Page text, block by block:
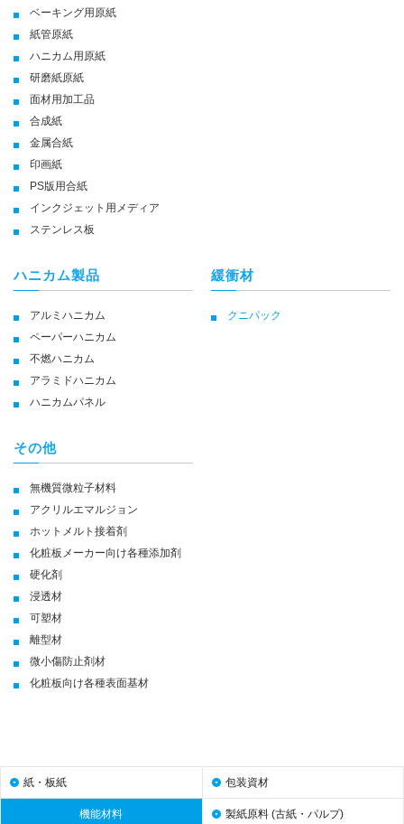
ベーキング用原紙
紙管原紙
ハニカム用原紙
研磨紙原紙
面材用加工品
合成紙
金属合紙
印画紙
PS版用合紙
インクジェット用メディア
ステンレス板
ハニカム製品
アルミハニカム
ペーパーハニカム
不燃ハニカム
アラミドハニカム
ハニカムパネル
緩衝材
クニパック
その他
無機質微粒子材料
アクリルエマルジョン
ホットメルト接着剤
化粧板メーカー向け各種添加剤
硬化剤
浸透材
可塑材
離型材
微小傷防止剤材
化粧板向け各種表面基材
紙・板紙 包装資材
機能材料 製紙原料 (古紙・パルプ)